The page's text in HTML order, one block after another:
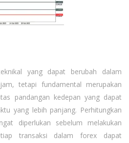
yang dapat berubah dalam
tetapi fundamental merupakan
pandangan kedepan yang dapat
yang lebih panjang. Perhitungkan
diperlukan sebelum melakukan
transaksi dalam forex dapat